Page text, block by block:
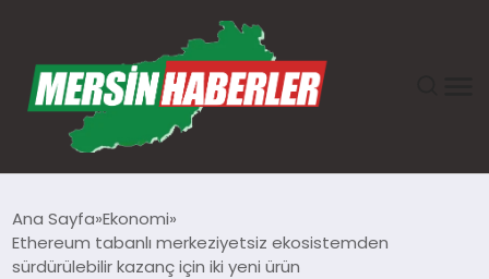
GÜNDEM
Ana Sayfa Ekonomi
Ethereum tabanlı merkeziyetsiz ekosistemden
sürdürülebilir kazanç için iki yeni ürün